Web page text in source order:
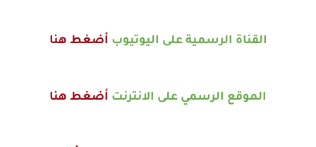
القناة الرسمية على اليوتيوب أضغط هنا
الموقع الرسمي على الانترنت أضغط هنا